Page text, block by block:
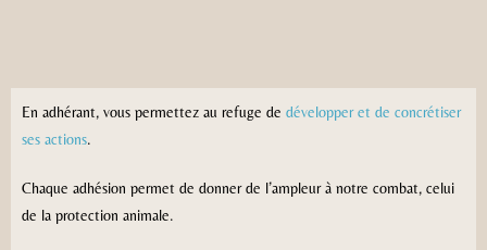
En adhérant, vous permettez au refuge de développer et de concrétiser
ses actions.
Chaque adhésion permet de donner de l’ampleur à notre combat, celui
de la protection animale.